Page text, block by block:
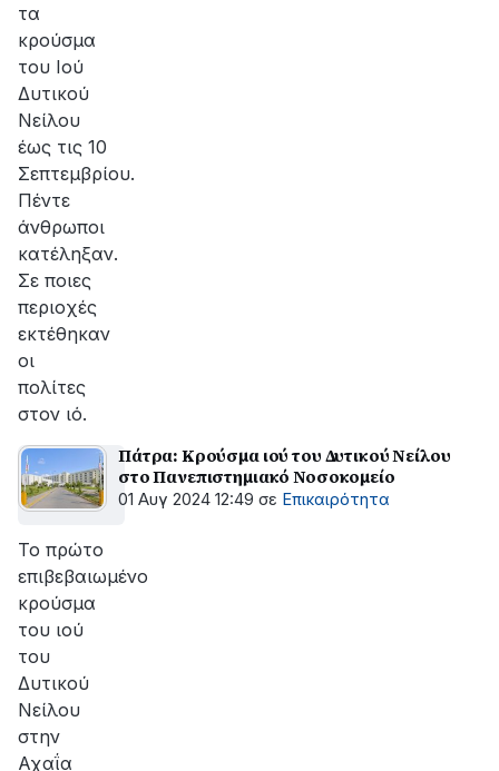
τα
κρούσμα
του Ιού
Δυτικού
Νείλου
έως τις 10
Σεπτεμβρίου.
Πέντε
άνθρωποι
κατέληξαν.
Σε ποιες
περιοχές
εκτέθηκαν
οι
πολίτες
στον ιό.
Πάτρα: Κρούσμα ιού του Δυτικού Νείλου
στο Πανεπιστημιακό Νοσοκομείο
01 Αυγ 2024 12:49 σε Επικαιρότητα
Το πρώτο
επιβεβαιωμένο
κρούσμα
του ιού
του
Δυτικού
Νείλου
στην
Αχαΐα